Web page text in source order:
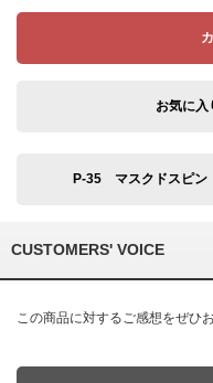
お気に入
P-35 マスクドスピン
CUSTOMERS' VOICE
この商品に対するご感想をぜひ